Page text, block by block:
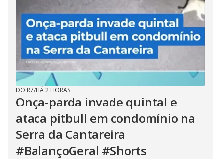
DO R7/HÁ 2 HORAS
Onça-parda invade quintal e
ataca pitbull em condomínio na
Serra da Cantareira
#BalançoGeral #Shorts